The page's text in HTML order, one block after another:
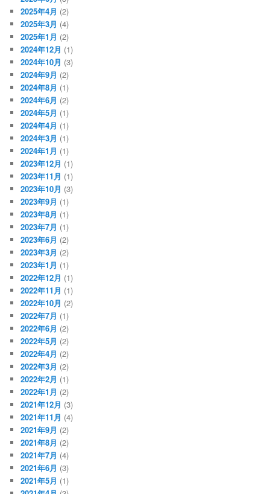
2025年4月 (2)
2025年3月 (4)
2025年1月 (2)
2024年12月 (1)
2024年10月 (3)
2024年9月 (2)
2024年8月 (1)
2024年6月 (2)
2024年5月 (1)
2024年4月 (1)
2024年3月 (1)
2024年1月 (1)
2023年12月 (1)
2023年11月 (1)
2023年10月 (3)
2023年9月 (1)
2023年8月 (1)
2023年7月 (1)
2023年6月 (2)
2023年3月 (2)
2023年1月 (1)
2022年12月 (1)
2022年11月 (1)
2022年10月 (2)
2022年7月 (1)
2022年6月 (2)
2022年5月 (2)
2022年4月 (2)
2022年3月 (2)
2022年2月 (1)
2022年1月 (2)
2021年12月 (3)
2021年11月 (4)
2021年9月 (2)
2021年8月 (2)
2021年7月 (4)
2021年6月 (3)
2021年5月 (1)